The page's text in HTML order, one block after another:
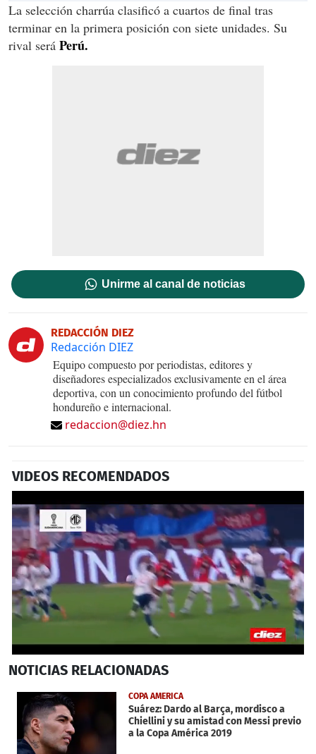
La selección charrúa clasificó a cuartos de final tras
terminar en la primera posición con siete unidades. Su
rival será Perú.
Unirme al canal de noticias
REDACCIÓN DIEZ
Redacción DIEZ
Equipo compuesto por periodistas, editores y
diseñadores especializados exclusivamente en el área
deportiva, con un conocimiento profundo del fútbol
hondureño e internacional.
redaccion@diez.hn
VIDEOS RECOMENDADOS
seconds
2
minutes,
seconds
NOTICIAS RELACIONADAS
COPA AMERICA
Suárez: Dardo al Barça, mordisco a
Chiellini y su amistad con Messi previo
a la Copa América 2019